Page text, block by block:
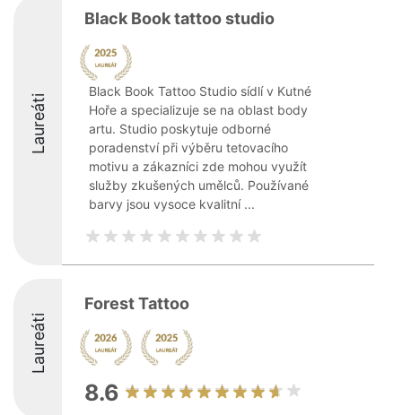
Laureáti
Black Book tattoo studio
Black Book Tattoo Studio sídlí v Kutné
Hoře a specializuje se na oblast body
artu. Studio poskytuje odborné
poradenství při výběru tetovacího
motivu a zákazníci zde mohou využít
služby zkušených umělců. Používané
barvy jsou vysoce kvalitní ...
Laureáti
Forest Tattoo
8.6